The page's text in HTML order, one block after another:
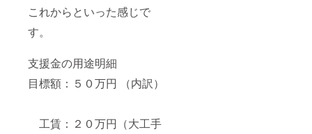
これからといった感じで
す。
支援金の用途明細
目標額：５０万円 （内訳）
工賃：２０万円（大工手